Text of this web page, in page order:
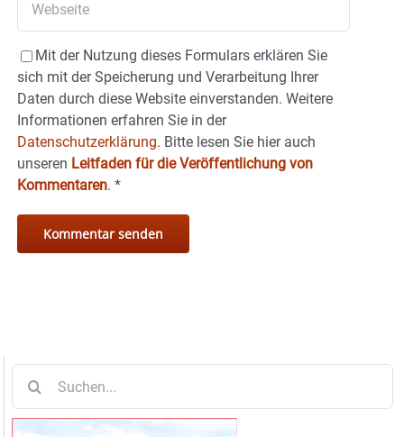
Mit der Nutzung dieses Formulars erklären Sie
sich mit der Speicherung und Verarbeitung Ihrer
Daten durch diese Website einverstanden. Weitere
Informationen erfahren Sie in der
Datenschutzerklärung. Bitte lesen Sie hier auch
unseren Leitfaden für die Veröffentlichung von
Kommentaren. *
nach: